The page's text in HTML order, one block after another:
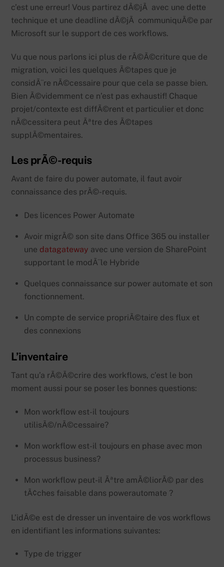
c’est une erreur! Vous partirez dÃ©jÃ avec une dette
technique et une deadline dÃ©jÃ communiquÃ©e par
Microsoft sur le support de ces workflows.
Vu que nous parlons ici plus de rÃ©Ã©criture que de
migration, voici les quelques Ã©tapes que je
considÃ¨re nÃ©cessaire pour que cela se passe bien.
Bien Ã©videmment ce n’est pas exhaustif! Chaque
projet/contexte est diffÃ©rent et particulier et donc
nÃ©cessitera peut Ãªtre des Ã©tapes
supplÃ©mentaires.
Les prÃ©-requis
Avant de faire du power automate, il faut avoir
connaissance des prÃ©-requis.
Des licences Power Automate
Avoir migrÃ© son site dans Office 365 ou installer
une datagateway avec une version de SharePoint
supportant le modÃ¨le Hybride
Quelques connaissance sur power automate et son
fonctionnement.
Un compte de service propriÃ©taire des flux et
des connexions
L’inventaire
Tant qu’a rÃ©Ã©crire des workflows, c’est le bon
moment aussi pour se poser les bonnes questions:
Mon workflow est-il toujours
utilisÃ©/nÃ©cessaire?
Mon workflow est-il toujours en phase avec mon
processus business?
Mon workflow peut-il Ãªtre amÃ©liorÃ© par des
tÃ¢ches faisable dans powerautomate ?
L’idÃ©e est de dresser un inventaire de vos workflows
en identifiant les informations suivantes:
Type de trigger